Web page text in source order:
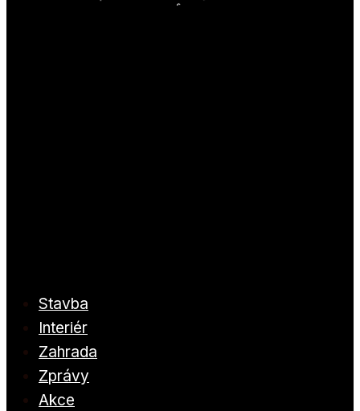
Stavba
Interiér
Zahrada
Zprávy
Akce